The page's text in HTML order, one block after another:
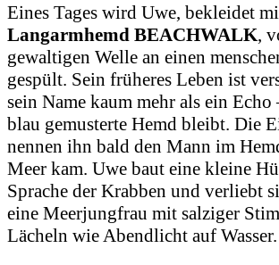
Eines Tages wird Uwe, bekleidet
Langarmhemd BEACHWALK,
gewaltigen Welle an einen
gespült. Sein früheres Leben ist
sein Name kaum mehr als ein Echo
blau gemusterte Hemd bleibt. Die
nennen ihn bald den Mann im
Meer kam. Uwe baut eine kleine
Sprache der Krabben und verliebt
eine Meerjungfrau mit salziger
Lächeln wie Abendlicht auf Wasser.